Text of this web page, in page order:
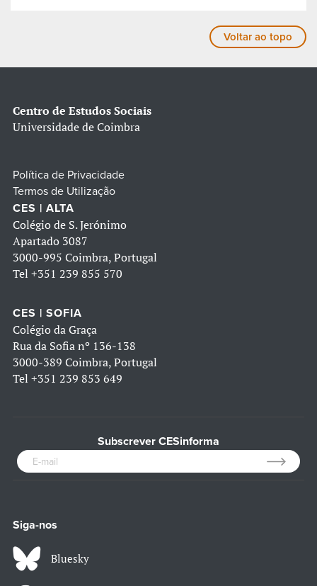
Voltar ao topo
Centro de Estudos Sociais
Universidade de Coimbra
Política de Privacidade
Termos de Utilização
CES | ALTA
Colégio de S. Jerónimo
Apartado 3087
3000-995 Coimbra, Portugal
Tel +351 239 855 570
CES | SOFIA
Colégio da Graça
Rua da Sofia nº 136-138
3000-389 Coimbra, Portugal
Tel +351 239 853 649
Subscrever CESinforma
Siga-nos
Bluesky